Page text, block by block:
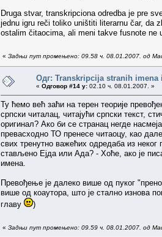
Druga stvar, transkripciona odredba je pre
jednu igru reči toliko uništiti literarnu čar, da
ostalim čitaocima, ali meni takve fusnote ne
« Задњи пут промењено: 09.58 ч. 08.01.2007. од
Одг: Transkripcija stranih imena
« Одговор #14 у: 02.10 ч. 08.01.2007. »
Ту ћемо већ заћи на терен теорије
српски читалац, читајући српски текст,
оригинал? Ако би се странац негде
превасходно ТО пренесе читаоцу, као
свих тренутно важећих одредаба из
стављено Ејда или Ада? - Хоће, ако је
имена.
Превођење је далеко више од пуког
више од коаутора, што је стално изнова
главу
)
« Задњи пут промењено: 09.59 ч. 08.01.2007. од